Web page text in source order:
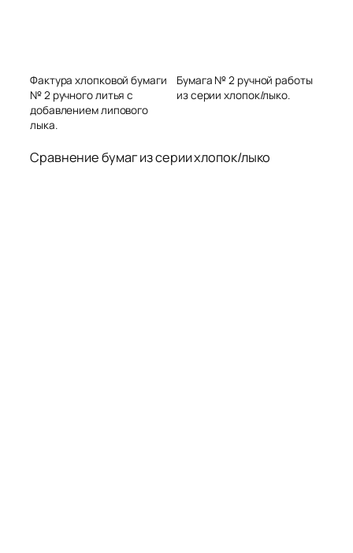
Фактура хлопковой бумаги
№ 2 ручного литья с
добавлением липового
лыка.
Бумага № 2 ручной работы
из серии хлопок/лыко.
Сравнение бумаг из серии хлопок/лыко